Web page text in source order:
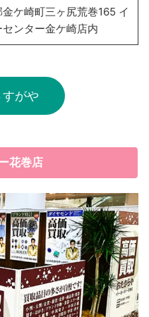
ケ崎町三ヶ尻荒巻165 イ
ンター金ケ崎店内
すがや
花巻店